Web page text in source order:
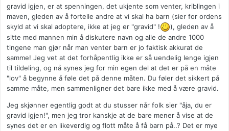
gravid igjen, er at spenningen, det ukjente som venter, kriblingen i
maven, gleden av å fortelle andre at vi skal ha barn (sier for ordens
skyld at vi skal adoptere, ikke at jeg er "gravid" !
), gleden av å
sitte med mannen min å diskutere navn og alle de andre 1000
tingene man gjør når man venter barn er jo faktisk akkurat de
samme! Jeg vet at det forhåpentlig ikke er så uendelig lenge igjen
til tildeling, og nå synes jeg for min egen del at det er på en måte
"lov" å begynne å føle det på denne måten. Du føler det sikkert på
samme måte, men sammenligner det bare ikke med å være gravid.
Jeg skjønner egentlig godt at du stusser når folk sier "åja, du er
gravid igjen!", men jeg tror kanskje at de bare mener å vise at de
synes det er en likeverdig og flott måte å få barn på..? Det er mye